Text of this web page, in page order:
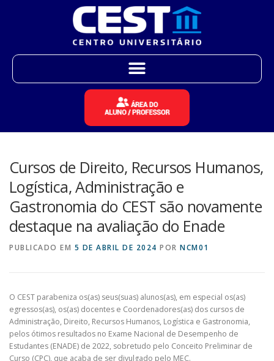
Cursos de Direito, Recursos Humanos,
Logística, Administração e
Gastronomia do CEST são novamente
destaque na avaliação do Enade
PUBLICADO EM 5 DE ABRIL DE 2024 POR NCM01
O CEST parabeniza os(as) seus(suas) alunos(as), em especial os(as)
egressos(as), os(as) docentes e Coordenadores(as) dos cursos de
Administração, Direito, Recursos Humanos, Logística e Gastronomia,
pelos ótimos resultados no Exame Nacional de Desempenho de
Estudantes (ENADE) de 2022, sobretudo pelo Conceito Preliminar de
Curso (CPC), que acaba de ser divulgado pelo MEC.